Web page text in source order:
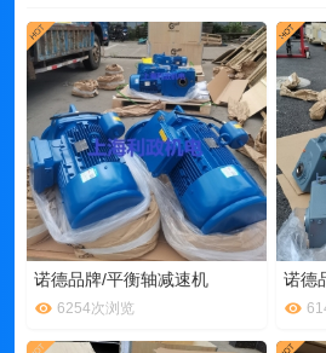
诺德品牌/平衡轴减速机
6254次浏览
诺德